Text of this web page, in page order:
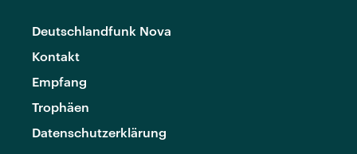
Deutschlandfunk Nova
Kontakt
Empfang
Trophäen
Datenschutzerklärung